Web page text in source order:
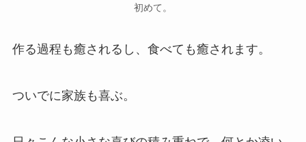
初めて。
作る過程も癒されるし、食べても癒されます。
ついでに家族も喜ぶ。